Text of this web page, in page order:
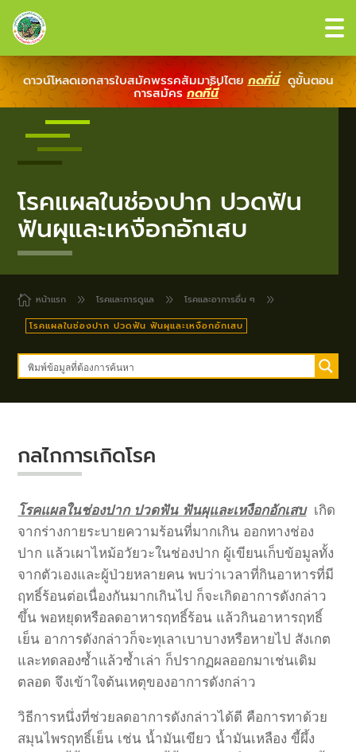
ดาวน์โหลดเอกสารใบสมัคพรรคสัมมาธิปไตย กดที่นี่ ดูขั้นตอน
การสมัครกดที่นี่
โรคแผลในช่องปาก ปวดฟัน
ฟันผุและเหงือกอักเสบ
 หน้าแรก 9 โรคและการดูแล 9 โรคและอาการอื่น ๆ 9
โรคแผลในช่องปาก ปวดฟัน ฟันผุและเหงือกอักเสบ
กลไกการเกิดโรค
โรคแผลในช่องปาก ปวดฟัน ฟันผุและเหงือกอักเสบ เกิด
จากร่างกายระบายความร้อนที่มากเกิน ออกทางช่อง
ปาก แล้วเผาไหม้อวัยวะในช่องปาก ผู้เขียนเก็บข้อมูลทั้ง
จากตัวเองและผู้ป่วยหลายคน พบว่าเวลาที่กินอาหารที่มี
ฤทธิ์ร้อนต่อเนื่องกันมากเกินไป ก็จะเกิดอาการดังกล่าว
ขึ้น พอหยุดหรือลดอาหารฤทธิ์ร้อน แล้วกินอาหารฤทธิ์
เย็น อาการดังกล่าวก็จะทุเลาเบาบางหรือหายไป สังเกต
และทดลองซ้ำแล้วซ้ำเล่า ก็ปรากฏผลออกมาเช่นเดิม
ตลอด จึงเข้าใจต้นเหตุของอาการดังกล่าว
วิธีการหนึ่งที่ช่วยลดอาการดังกล่าวได้ดี คือการทาด้วย
สมุนไพรฤทธิ์เย็น เช่น น้ำมันเขียว น้ำมันเหลือง ขี้ผึ้ง